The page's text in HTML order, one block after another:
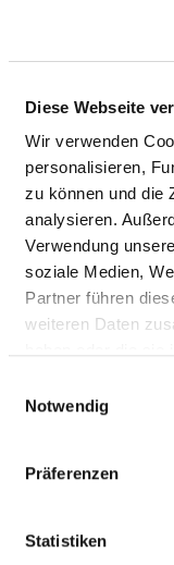
Diese Webseite
Wir verwenden
personalisieren,
zu können und die
analysieren.
Verwendung
soziale Medien,
Partner führen
weiteren Daten
Notwendig
Präferenzen
Statistiken
Intensiv- und
Master (PQ06)
Pflege in der